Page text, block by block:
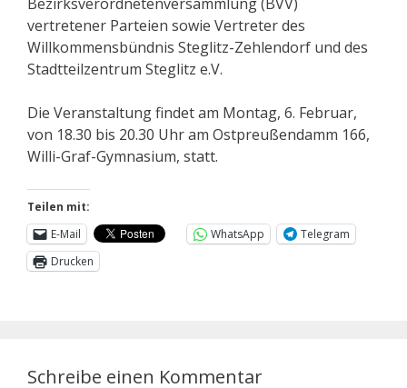
vertretener Parteien sowie Vertreter des
Willkommensbündnis Steglitz-Zehlendorf und des
Stadtteilzentrum Steglitz e.V.
Die Veranstaltung findet am Montag, 6. Februar,
von 18.30 bis 20.30 Uhr am Ostpreußendamm 166,
Willi-Graf-Gymnasium, statt.
Teilen mit:
E-Mail
WhatsApp
Telegram
Drucken
Schreibe einen Kommentar